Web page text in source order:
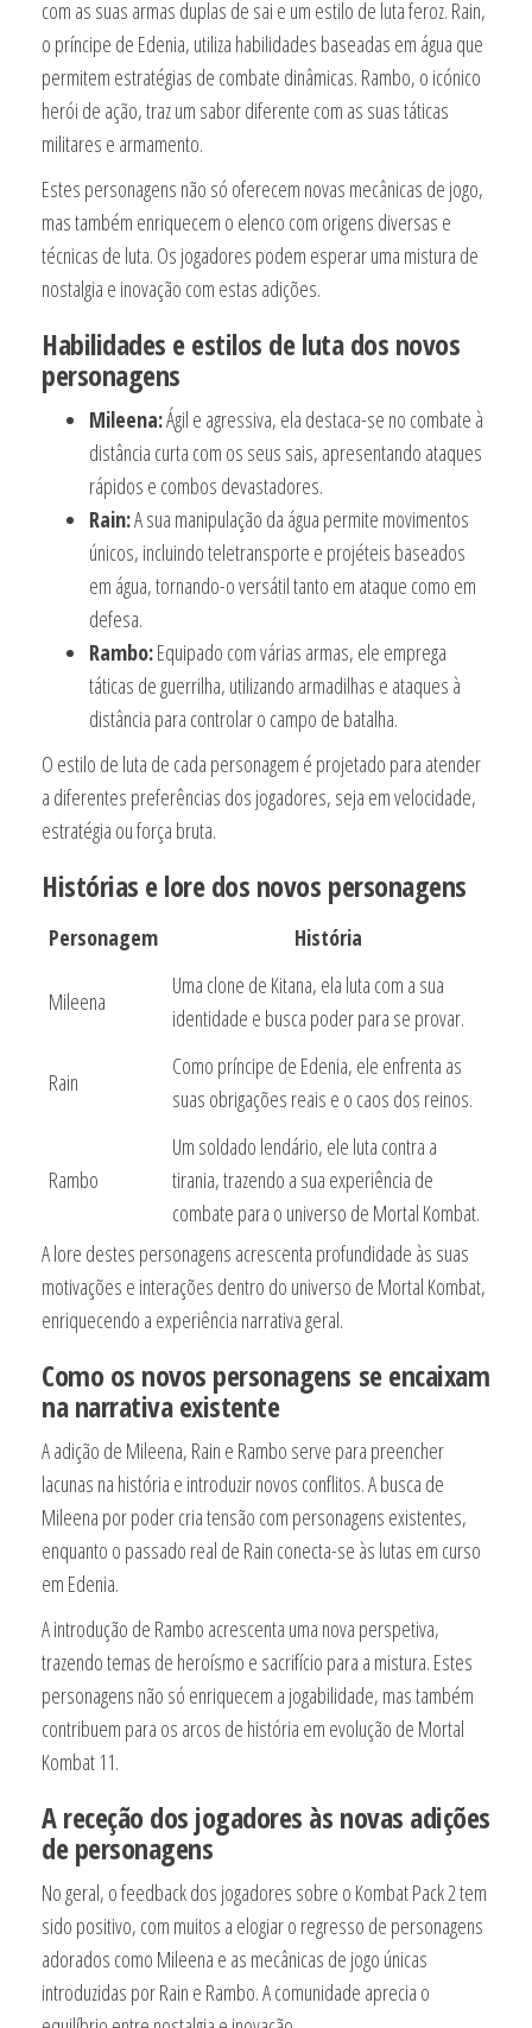
com as suas armas duplas de sai e um estilo de luta feroz. Rain,
o príncipe de Edenia, utiliza habilidades baseadas em água que
permitem estratégias de combate dinâmicas. Rambo, o icónico
herói de ação, traz um sabor diferente com as suas táticas
militares e armamento.
Estes personagens não só oferecem novas mecânicas de jogo,
mas também enriquecem o elenco com origens diversas e
técnicas de luta. Os jogadores podem esperar uma mistura de
nostalgia e inovação com estas adições.
Habilidades e estilos de luta dos novos
personagens
Mileena:Ágil e agressiva, ela destaca-se no combate à
distância curta com os seus sais, apresentando ataques
rápidos e combos devastadores.
Rain:A sua manipulação da água permite movimentos
únicos, incluindo teletransporte e projéteis baseados
em água, tornando-o versátil tanto em ataque como em
defesa.
Rambo:Equipado com várias armas, ele emprega
táticas de guerrilha, utilizando armadilhas e ataques à
distância para controlar o campo de batalha.
O estilo de luta de cada personagem é projetado para atender
a diferentes preferências dos jogadores, seja em velocidade,
estratégia ou força bruta.
Histórias e lore dos novos personagens
Personagem História
Mileena
Uma clone de Kitana, ela luta com a sua
identidade e busca poder para se provar.
Rain
Como príncipe de Edenia, ele enfrenta as
suas obrigações reais e o caos dos reinos.
Rambo
Um soldado lendário, ele luta contra a
tirania, trazendo a sua experiência de
combate para o universo de Mortal Kombat.
A lore destes personagens acrescenta profundidade às suas
motivações e interações dentro do universo de Mortal Kombat,
enriquecendo a experiência narrativa geral.
Como os novos personagens se encaixam
na narrativa existente
A adição de Mileena, Rain e Rambo serve para preencher
lacunas na história e introduzir novos conflitos. A busca de
Mileena por poder cria tensão com personagens existentes,
enquanto o passado real de Rain conecta-se às lutas em curso
em Edenia.
A introdução de Rambo acrescenta uma nova perspetiva,
trazendo temas de heroísmo e sacrifício para a mistura. Estes
personagens não só enriquecem a jogabilidade, mas também
contribuem para os arcos de história em evolução de Mortal
Kombat 11.
A receção dos jogadores às novas adições
de personagens
No geral, o feedback dos jogadores sobre o Kombat Pack 2 tem
sido positivo, com muitos a elogiar o regresso de personagens
adorados como Mileena e as mecânicas de jogo únicas
introduzidas por Rain e Rambo. A comunidade aprecia o